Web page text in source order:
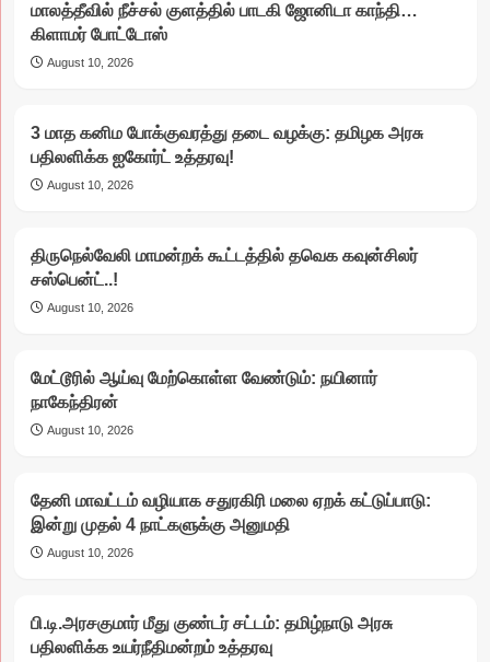
மாலத்தீவில் நீச்சல் குளத்தில் பாடகி ஜோனிடா காந்தி…
கிளாமர் போட்டோஸ்
August 10, 2026
3 மாத கனிம போக்குவரத்து தடை வழக்கு: தமிழக அரசு
பதிலளிக்க ஐகோர்ட் உத்தரவு!
August 10, 2026
திருநெல்வேலி மாமன்றக் கூட்டத்தில் தவெக கவுன்சிலர்
சஸ்பென்ட்..!
August 10, 2026
மேட்டூரில் ஆய்வு மேற்கொள்ள வேண்டும்: நயினார்
நாகேந்திரன்
August 10, 2026
தேனி மாவட்டம் வழியாக சதுரகிரி மலை ஏறக் கட்டுப்பாடு:
இன்று முதல் 4 நாட்களுக்கு அனுமதி
August 10, 2026
பி.டி.அரசகுமார் மீது குண்டர் சட்டம்: தமிழ்நாடு அரசு
பதிலளிக்க உயர்நீதிமன்றம் உத்தரவு